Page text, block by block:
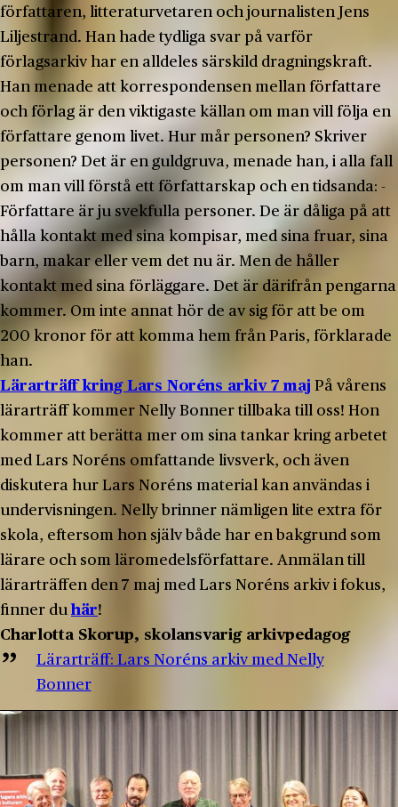
författaren, litteraturvetaren och journalisten Jens
Liljestrand. Han hade tydliga svar på varför
förlagsarkiv har en alldeles särskild dragningskraft.
Han menade att korrespondensen mellan författare
och förlag är den viktigaste källan om man vill följa en
författare genom livet. Hur mår personen? Skriver
personen? Det är en guldgruva, menade han, i alla fall
om man vill förstå ett författarskap och en tidsanda: -
Författare är ju svekfulla personer. De är dåliga på att
hålla kontakt med sina kompisar, med sina fruar, sina
barn, makar eller vem det nu är. Men de håller
kontakt med sina förläggare. Det är därifrån pengarna
kommer. Om inte annat hör de av sig för att be om
200 kronor för att komma hem från Paris, förklarade
han.
Lärarträff kring Lars Noréns arkiv 7 maj På vårens
lärarträff kommer Nelly Bonner tillbaka till oss! Hon
kommer att berätta mer om sina tankar kring arbetet
med Lars Noréns omfattande livsverk, och även
diskutera hur Lars Noréns material kan användas i
undervisningen. Nelly brinner nämligen lite extra för
skola, eftersom hon själv både har en bakgrund som
lärare och som läromedelsförfattare. Anmälan till
lärarträffen den 7 maj med Lars Noréns arkiv i fokus,
finner du här!
Charlotta Skorup, skolansvarig arkivpedagog
Lärarträff: Lars Noréns arkiv med Nelly
Bonner